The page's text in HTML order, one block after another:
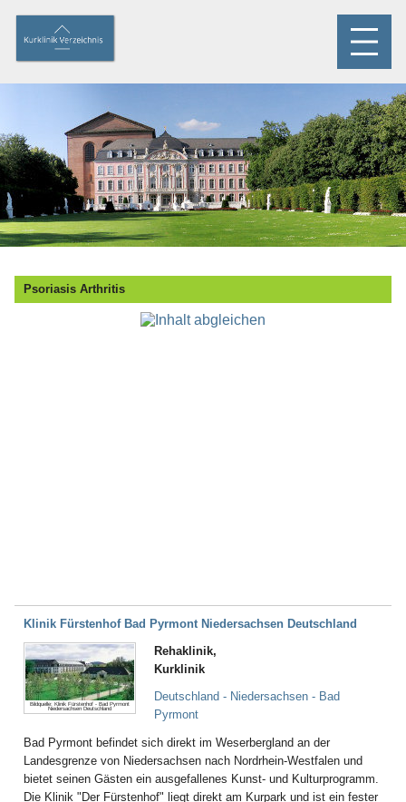
Psoriasis Arthritis
Klinik Fürstenhof Bad Pyrmont Niedersachsen Deutschland
Bildquelle: Klinik Fürstenhof - Bad Pyrmont
Niedersachsen Deutschland
Rehaklinik,
Kurklinik
Deutschland - Niedersachsen - Bad
Pyrmont
Bad Pyrmont befindet sich direkt im Weserbergland an der
Landesgrenze von Niedersachsen nach Nordrhein-Westfalen und
bietet seinen Gästen ein ausgefallenes Kunst- und Kulturprogramm.
Die Klinik "Der Fürstenhof" liegt direkt am Kurpark und ist ein fester